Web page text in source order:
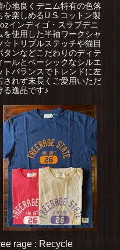
心地良くデニム特有の色落
を楽しめるU.S.コットン製
インディゴ・スラブデニ
を使用した半袖ワークシャ
☆トリプルステッチや猫目
タンなどこだわりのディテ
ールとベーシックなシルエ
トバランスでトレンドに左
されず末長くご愛用いただ
る逸品です♪
rage : Recycle